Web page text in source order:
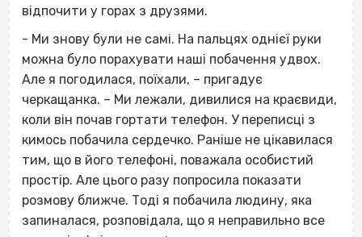
відпочити у горах з друзями.
- Ми знову були не самі. На пальцях однієї руки
можна було порахувати наші побачення удвох.
Але я погодилася, поїхали, – пригадує
черкащанка. – Ми лежали, дивилися на краєвиди,
коли він почав гортати телефон. У переписці з
кимось побачила сердечко. Раніше не цікавилася
тим, що в його телефоні, поважала особистий
простір. Але цього разу попросила показати
розмову ближче. Тоді я побачила людину, яка
запиналася, розповідала, що я неправильно все